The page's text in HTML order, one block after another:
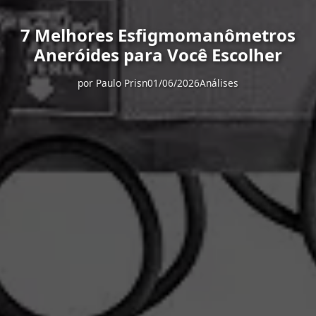
7 Melhores Esfigmomanômetros
Aneróides para Você Escolher
por Paulo Prisn01/06/2026Análises